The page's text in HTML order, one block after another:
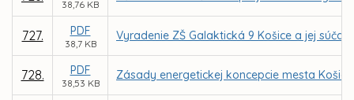
38,76 KB
727. PDF
38,7 KB
Vyradenie ZŠ Galaktická 9 Košice a jej
728. PDF
38,53 KB
Zásady energetickej koncepcie mesta Košice